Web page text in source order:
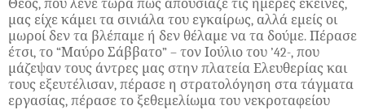
Θεός, που λένε τώρα πως απουσίαζε τις ημέρες εκείνες,
μας είχε κάμει τα σινιάλα του εγκαίρως, αλλά εμείς οι
μωροί δεν τα βλέπαμε ή δεν θέλαμε να τα δούμε. Πέρασε
έτσι, το “Μαύρο Σάββατο” – τον Ιούλιο του ’42-, που
μάζεψαν τους άντρες μας στην πλατεία Ελευθερίας και
τους εξευτέλισαν, πέρασε η στρατολόγηση στα τάγματα
εργασίας, πέρασε το ξεθεμελίωμα του νεκροταφείου